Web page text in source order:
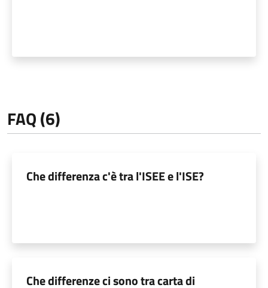
FAQ (6)
Che differenza c'è tra l'ISEE e l'ISE?
Che differenze ci sono tra carta di